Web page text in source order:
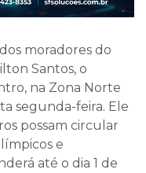
moradores do
Santos, o
na Zona Norte
segunda-feira. Ele
possam circular
e
até o dia 1 de